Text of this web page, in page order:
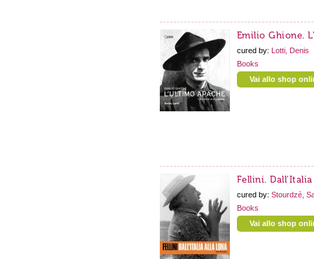
Emilio Ghione.
cured by: Lotti, Denis
Books
Vai allo shop
Fellini. Dall'Italia
cured by: Stourdzè,
Books
Vai allo shop